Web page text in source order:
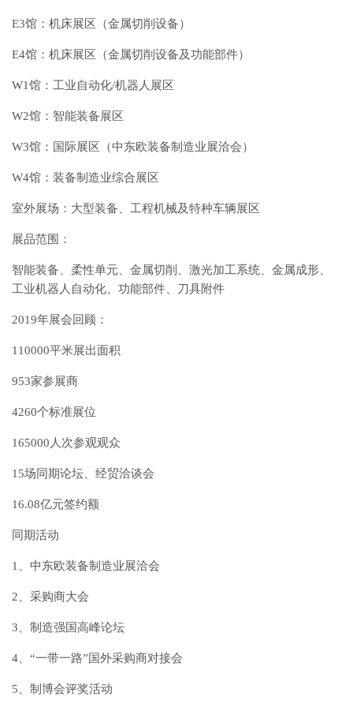
E3馆：机床展区（金属切削设备）
E4馆：机床展区（金属切削设备及功能部件）
W1馆：工业自动化/机器人展区
W2馆：智能装备展区
W3馆：国际展区（中东欧装备制造业展洽会）
W4馆：装备制造业综合展区
室外展场：大型装备、工程机械及特种车辆展区
展品范围：
智能装备、柔性单元、金属切削、激光加工系统、金属成形、
工业机器人自动化、功能部件、刀具附件
2019年展会回顾：
110000平米展出面积
953家参展商
4260个标准展位
165000人次参观观众
15场同期论坛、经贸洽谈会
16.08亿元签约额
同期活动
1、中东欧装备制造业展洽会
2、采购商大会
3、制造强国高峰论坛
4、“一带一路”国外采购商对接会
5、制博会评奖活动